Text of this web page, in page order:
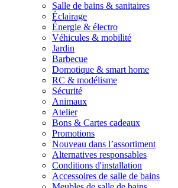
Salle de bains & sanitaires
Éclairage
Énergie & électro
Véhicules & mobilité
Jardin
Barbecue
Domotique & smart home
RC & modélisme
Sécurité
Animaux
Atelier
Bons & Cartes cadeaux
Promotions
Nouveau dans l’assortiment
Alternatives responsables
Conditions d'installation
Accessoires de salle de bains